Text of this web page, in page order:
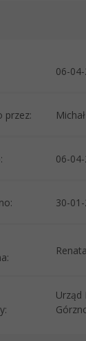
06-
przez:
06-
30-
Urząd